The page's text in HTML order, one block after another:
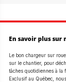
En savoir plus sur
Le bon chargeur sur
sur le chantier, pour
tâches quotidiennes à la
Exclusif au Québec,